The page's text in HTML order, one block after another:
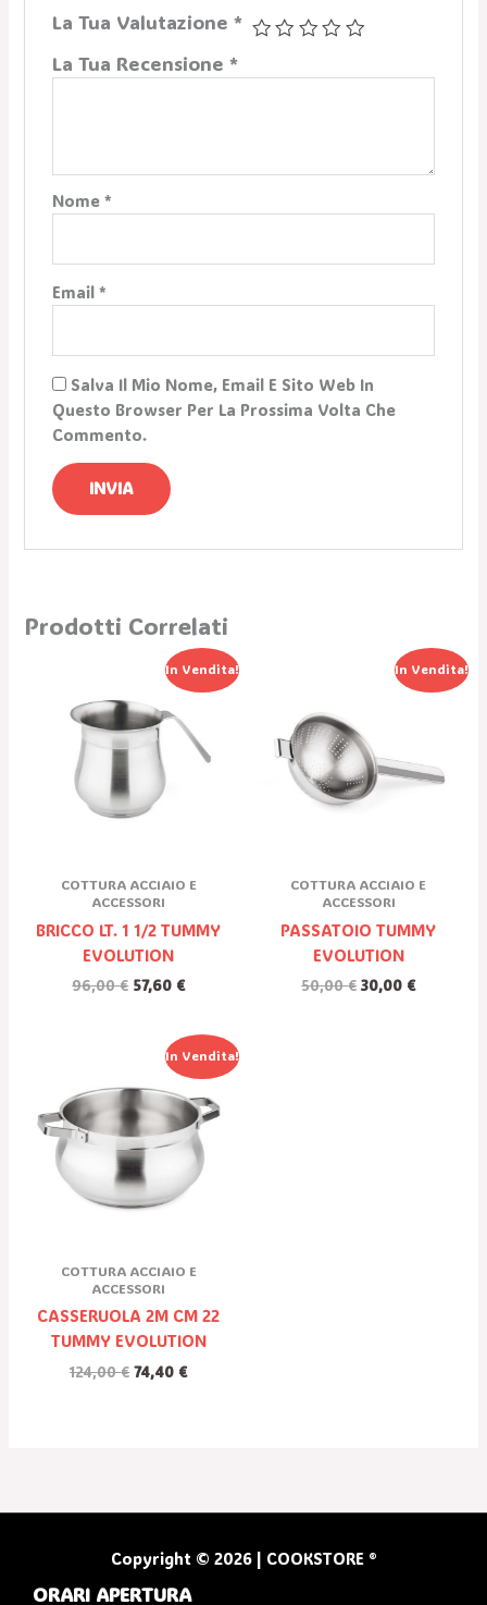
La Tua Valutazione *
La Tua Recensione *
Nome *
Email *
Salva Il Mio Nome, Email E Sito Web In
Questo Browser Per La Prossima Volta Che
Commento.
Prodotti Correlati
In Vendita!
COTTURA ACCIAIO E
ACCESSORI
BRICCO LT. 1 1/2 TUMMY
EVOLUTION
96,00€
Prezzo
Originale
Era:
96,00 €.
57,60 €
Il
Prezzo
57,60 €.
In Vendita!
COTTURA ACCIAIO E
ACCESSORI
PASSATOIO TUMMY
EVOLUTION
50,00€
Prezzo
50,00 €.
30,00 €
Il
Prezzo
In Vendita!
COTTURA ACCIAIO E
ACCESSORI
CASSERUOLA 2M CM 22
TUMMY EVOLUTION
124,00€
Prezzo
Originale
Era:
124,00 €.
74,40 €
Il
Prezzo
È:
74,40 €.
Copyright © 2026 | COOKSTORE ®
ORARI APERTURA